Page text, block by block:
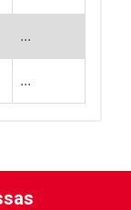
...
...